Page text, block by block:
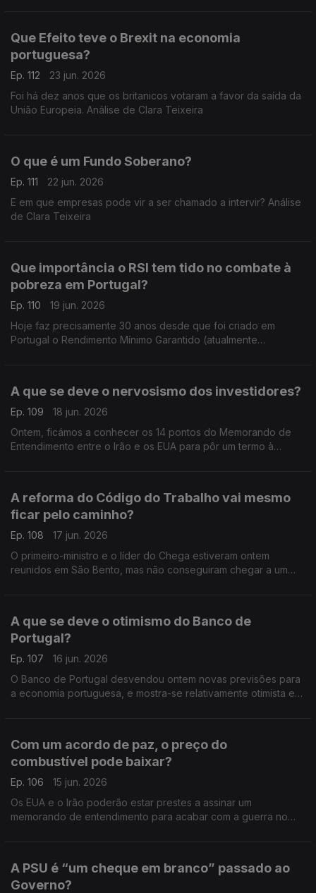
Que Efeito teve o Brexit na economia
portuguesa?
Ep. 112
23 jun. 2026
Foi há dez anos que os britanicos votaram a favor da saída da
União Europeia. Análise de Clara Teixeira
O que é um Fundo Soberano?
Ep. 111
22 jun. 2026
E em que empresas pode vir a ser chamado a intervir? Análise
de Clara Teixeira
Que importância o RSI tem tido no combate à
pobreza em Portugal?
Ep. 110
19 jun. 2026
Hoje faz precisamente 30 anos desde que foi criado em
Portugal o Rendimento Mínimo Garantido (atualmente
A que se deve o nervosismo dos investidores?
Ep. 109
18 jun. 2026
Ontem, ficámos a conhecer os 14 pontos do Memorando de
Entendimento entre o Irão e os EUA para pôr um termo à
A reforma do Código do Trabalho vai mesmo
ficar pelo caminho?
Ep. 108
17 jun. 2026
O primeiro-ministro e o líder do Chega estiveram ontem
reunidos em São Bento, mas não conseguiram chegar a um
A que se deve o otimismo do Banco de
Portugal?
Ep. 107
16 jun. 2026
O Banco de Portugal desvendou ontem novas previsões para
a economia portuguesa, e mostra-se relativamente otimista em
Com um acordo de paz, o preço do
combustível pode baixar?
Ep. 106
15 jun. 2026
Os EUA e o Irão poderão estar prestes a assinar um
memorando de entendimento para acabar com a guerra no
A PSU é “um cheque em branco” passado ao
Governo?